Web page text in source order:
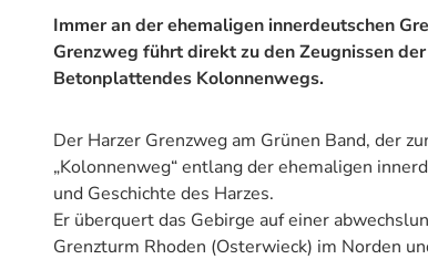
Immer an der ehemaligen innerdeutschen
Grenzweg führt direkt zu den Zeugnissen
Betonplattendes Kolonnenwegs.
Der Harzer Grenzweg am Grünen Band, der
„Kolonnenweg“ entlang der ehemaligen
und Geschichte des Harzes.
Er überquert das Gebirge auf einer
Grenzturm Rhoden (Osterwieck) im Norden